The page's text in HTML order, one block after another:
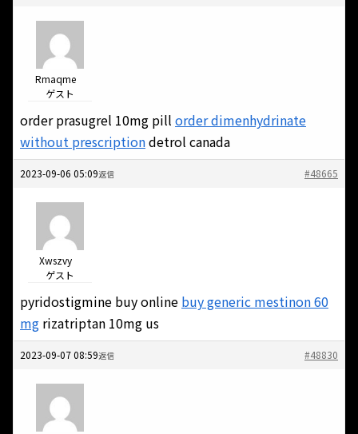
Rmaqme
ゲスト
order prasugrel 10mg pill order dimenhydrinate
without prescriptiondetrol canada
2023-09-06 05:09 #48665
返信
Xwszvy
ゲスト
pyridostigmine buy online buy generic mestinon 60
mg rizatriptan 10mg us
2023-09-07 08:59 #48830
返信